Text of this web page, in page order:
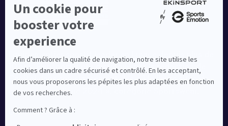
Equipementier sportif leader en France depuis plus de
10 ans, Ekinsport a été distingué par la rédaction de
Capital dans son classement des « Meilleurs sites de
commerce en ligne 2024 », catégorie Sportswear.
En savoir plus